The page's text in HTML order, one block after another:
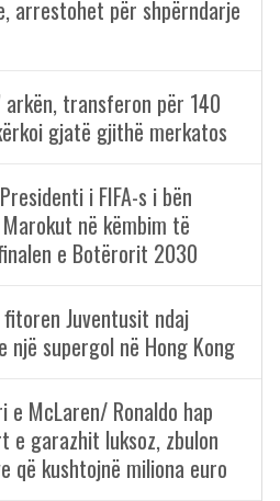
arrestohet për shpërndarje
arkën, transferon për 140
gjatë gjithë merkatos
i FIFA-s i bën
në këmbim të
e Botërorit 2030
Juventusit ndaj
një supergol në Hong Kong
McLaren/ Ronaldo hap
e garazhit luksoz, zbulon
që kushtojnë miliona euro